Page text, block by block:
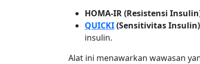
HOMA-IR (Resistensi
QUICKI(Sensitivitas
insulin.
Alat ini menawarkan wawasan